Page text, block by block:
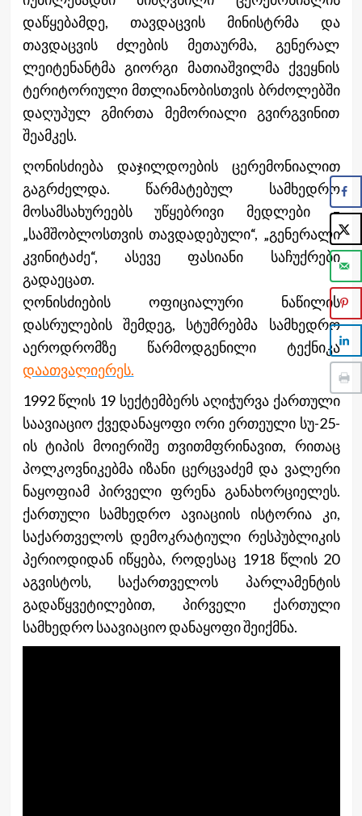
დაწყებამდე, თავდაცვის მინისტრმა და
თავდაცვის ძლების მეთაურმა, გენერალ
ლეიტენანტმა გიორგი მათიაშვილმა ქვეყნის
ტერიტორიული მთლიანობისთვის ბრძოლებში
დაღუპულ გმირთა მემორიალი გვირგვინით
შეამკეს.
ღონისძიება დაჯილდოების ცერემონიალით
გაგრძელდა. წარმატებულ სამხედრო
მოსამსახურეებს უწყებრივი მედლები –
„სამშობლოსთვის თავდადებული“, „გენერალი
კვინიტაძე“, ასევე ფასიანი საჩუქრები
გადაეცათ.
ღონისძიების ოფიციალური ნაწილის
დასრულების შემდეგ, სტუმრებმა სამხედრო
აეროდრომზე წარმოდგენილი ტექნიკა
დაათვალიერეს.
1992 წლის 19 სექტემბერს აღიჭურვა ქართული
საავიაციო ქვედანაყოფი ორი ერთეული სუ-25-
ის ტიპის მოიერიშე თვითმფრინავით, რითაც
პოლკოვნიკებმა იზანი ცერცვაძემ და ვალერი
ნაყოფიამ პირველი ფრენა განახორციელეს.
ქართული სამხედრო ავიაციის ისტორია კი,
საქართველოს დემოკრატიული რესპუბლიკის
პერიოდიდან იწყება, როდესაც 1918 წლის 20
აგვისტოს, საქართველოს პარლამენტის
გადაწყვეტილებით, პირველი ქართული
სამხედრო საავიაციო დანაყოფი შეიქმნა.